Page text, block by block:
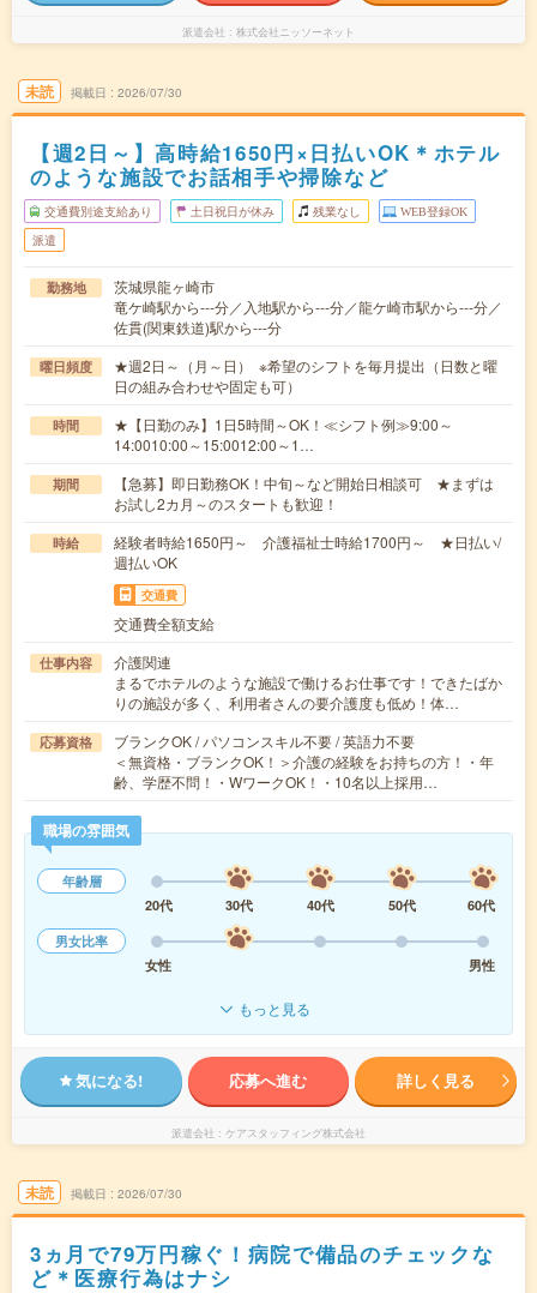
派遣会社 株式会社ニッソーネット
未読 掲載日 2026/07/30
【週2日～】高時給1650円×日払いOK＊ホテル
のような施設でお話相手や掃除など
交通費別途支給あり 土日祝日が休み 残業なし WEB登録OK
派遣
勤務地
茨城県龍ヶ崎市
竜ケ崎駅から---分／入地駅から---分／龍ケ崎市駅から---分／
佐貫(関東鉄道)駅から---分
曜日頻度
★週2日～（月～日） ※希望のシフトを毎月提出（日数と曜
日の組み合わせや固定も可）
時間
★【日勤のみ】1日5時間～OK！≪シフト例≫9:00～
14:0010:00～15:0012:00～1…
期間
【急募】即日勤務OK！中旬～など開始日相談可 ★まずは
お試し2カ月～のスタートも歓迎！
時給
経験者時給1650円～ 介護福祉士時給1700円～ ★日払い/
週払いOK
交通費
交通費全額支給
仕事内容
介護関連
まるでホテルのような施設で働けるお仕事です！できたばか
りの施設が多く、利用者さんの要介護度も低め！体…
応募資格
ブランクOK / パソコンスキル不要 / 英語力不要
＜無資格・ブランクOK！＞介護の経験をお持ちの方！・年
齢、学歴不問！・WワークOK！・10名以上採用…
職場の雰囲気
年齢層
20代
30代 40代 50代
60代
男女比率
女性
男性
もっと見る
気になる! 応募へ進む 詳しく見る
派遣会社 ケアスタッフィング株式会社
未読 掲載日 2026/07/30
3ヵ月で79万円稼ぐ！病院で備品のチェックな
ど＊医療行為はナシ